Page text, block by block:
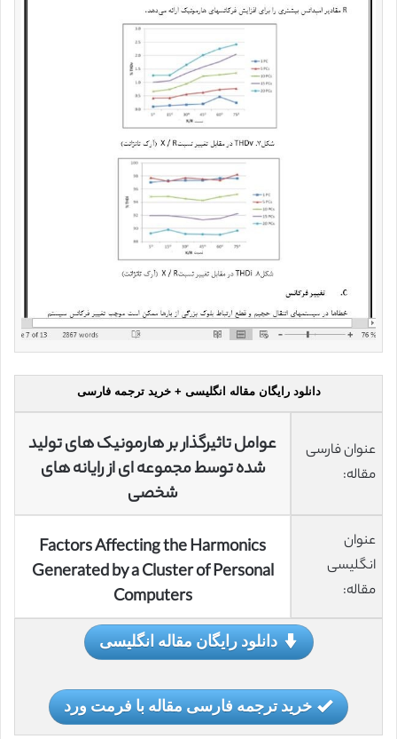
دانلود رایگان مقاله انگلیسی + خرید ترجمه فارسی
عنوان فارسی
مقاله:
عوامل تاثیرگذار بر هارمونیک های تولید
شده توسط مجموعه ای از رایانه های
شخصی
عنوان
انگلیسی
مقاله:
Factors Affecting the Harmonics
Generated by a Cluster of Personal
Computers
دانلود رایگان مقاله انگلیسی
خرید ترجمه فارسی مقاله با فرمت ورد